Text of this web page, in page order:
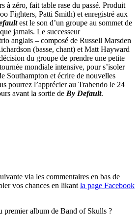
à zéro, fait table rase du passé. Produit
Fighters, Patti Smith) et enregistré aux
est le son d’un groupe au sommet de
jamais. Le successeur
anglais – composé de Russell Marsden
(basse, chant) et Matt Hayward
du groupe de prendre une petite
mondiale intensive, pour s’isoler
Southampton et écrire de nouvelles
pourrez l’apprécier au Trabendo le 24
avant la sortie de By Default.
via les commentaires en bas de
vos chances en likant la page Facebook
premier album de Band of Skulls ?